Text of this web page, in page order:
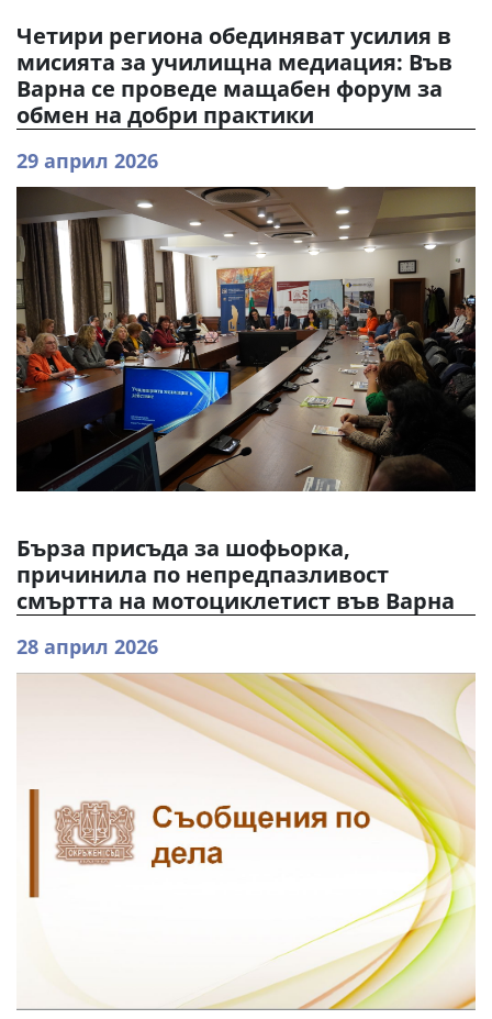
Четири региона обединяват усилия в
мисията за училищна медиация: Във
Варна се проведе мащабен форум за
обмен на добри практики
29 април 2026
Бърза присъда за шофьорка,
причинила по непредпазливост
смъртта на мотоциклетист във Варна
28 април 2026